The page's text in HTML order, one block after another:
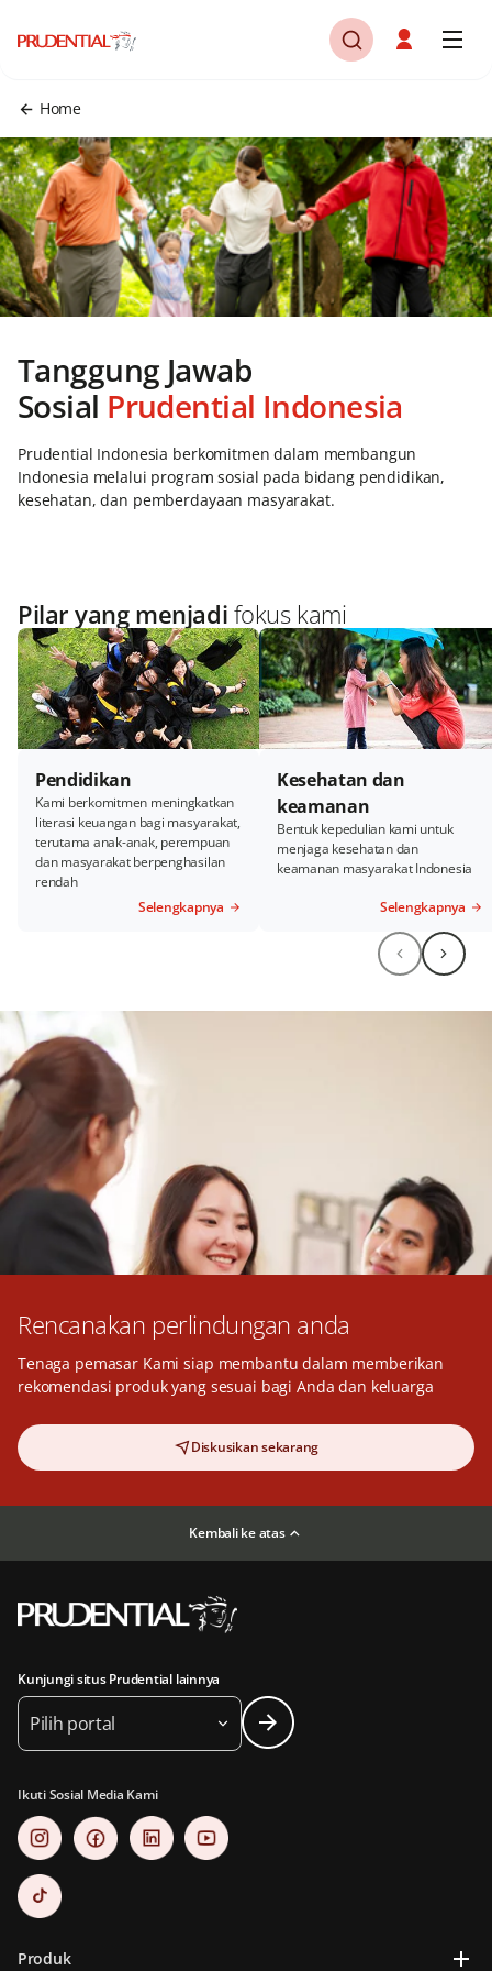
Home
Tanggung Jawab
Sosial Prudential Indonesia
Prudential Indonesia berkomitmen dalam membangun
Indonesia melalui program sosial pada bidang pendidikan,
kesehatan, dan pemberdayaan masyarakat.
Pilar yang menjadi fokus kami
Pendidikan
Kami berkomitmen meningkatkan
literasi keuangan bagi masyarakat,
terutama anak-anak, perempuan
dan masyarakat berpenghasilan
rendah
Selengkapnya
Kesehatan dan
keamanan
Bentuk kepedulian kami untuk
menjaga kesehatan dan
keamanan masyarakat Indonesia
Selengkapnya
Rencanakan perlindungan anda
Tenaga pemasar Kami siap membantu dalam memberikan
rekomendasi produk yang sesuai bagi Anda dan keluarga
Diskusikan sekarang
Kembali ke atas
Kunjungi situs Prudential lainnya
Pilih portal
Ikuti Sosial Media Kami
Produk